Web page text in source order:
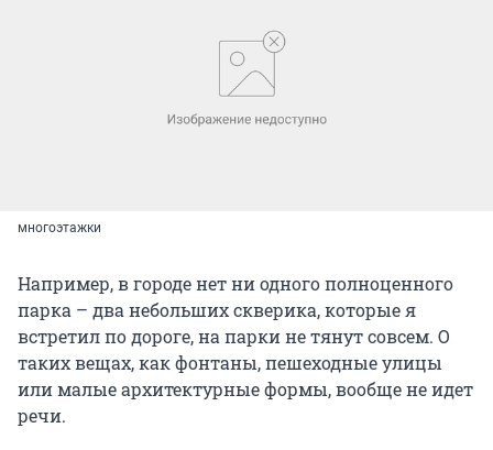
многоэтажки
Например, в городе нет ни одного полноценного
парка – два небольших скверика, которые я
встретил по дороге, на парки не тянут совсем. О
таких вещах, как фонтаны, пешеходные улицы
или малые архитектурные формы, вообще не идет
речи.